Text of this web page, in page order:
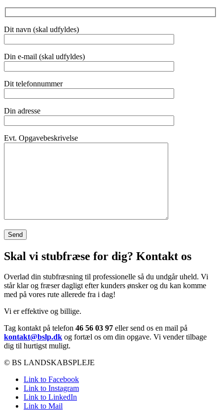
Dit navn (skal udfyldes)
Din e-mail (skal udfyldes)
Dit telefonnummer
Din adresse
Evt. Opgavebeskrivelse
Skal vi stubfræse for dig? Kontakt os
Overlad din stubfræsning til professionelle så du undgår uheld. Vi
står klar og fræser dagligt efter kunders ønsker og du kan komme
med på vores rute allerede fra i dag!
Vi er effektive og billige.
Tag kontakt på telefon 46 56 03 97 eller send os en mail på
kontakt@bslp.dk og fortæl os om din opgave. Vi vender tilbage
dig til hurtigst muligt.
© BS LANDSKABSPLEJE
Link to Facebook
Link to Instagram
Link to LinkedIn
Link to Mail